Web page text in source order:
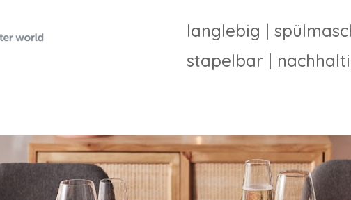
langlebig |
stapelbar |